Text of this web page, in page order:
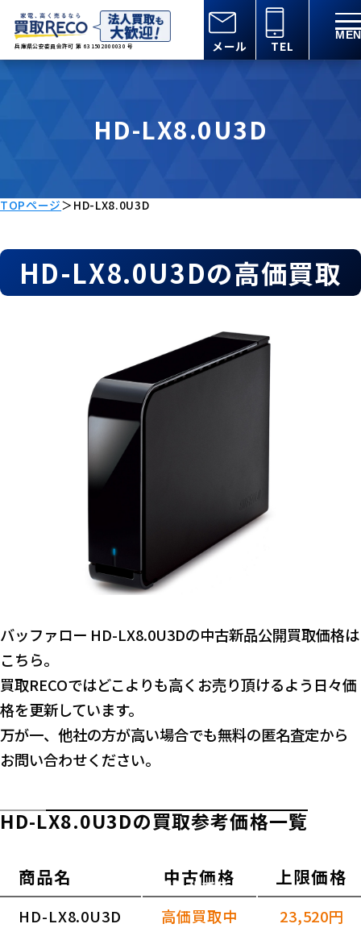
兵庫県公安委員会許可 第 631502000030 号 メール TEL
HD-LX8.0U3D
TOPページ＞ HD-LX8.0U3D
HD-LX8.0U3Dの高価買取
バッファロー HD-LX8.0U3Dの中古新品公開買取価格は
こちら。
買取RECOではどこよりも高くお売り頂けるよう日々価
格を更新しています。
万が一、他社の方が高い場合でも無料の匿名査定から
お問い合わせください。
HD-LX8.0U3Dの買取参考価格一覧
商品名 中古価格 上限価格
HD-LX8.0U3D 高価買取中 23,520円
横スクロールできます